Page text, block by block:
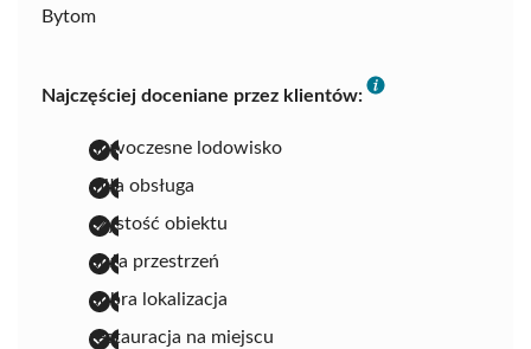
Bytom
Najczęściej doceniane przez klientów:
nowoczesne lodowisko
miła obsługa
czystość obiektu
duża przestrzeń
dobra lokalizacja
restauracja na miejscu